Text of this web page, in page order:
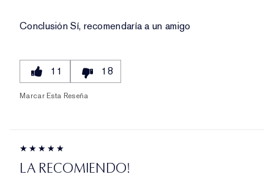
ConclusiónSí, recomendaría a un amigo
11 18
Marcar Esta Reseña
LA RECOMIENDO!